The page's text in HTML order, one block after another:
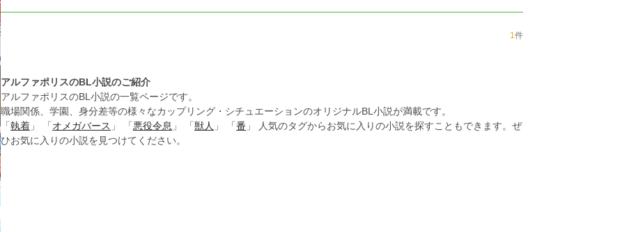
1件
アルファポリスのBL小説のご紹介
アルファポリスのBL小説の一覧ページです。
職場関係、学園、身分差等の様々なカップリング・シチュエーションのオリジナルBL小説が満載です。
「 執着 」 「 オメガバース 」 「 悪役令息 」 「 獣人 」 「 番 」 人気のタグからお気に入りの小説を探すこともできます。ぜ
ひお気に入りの小説を見つけてください。